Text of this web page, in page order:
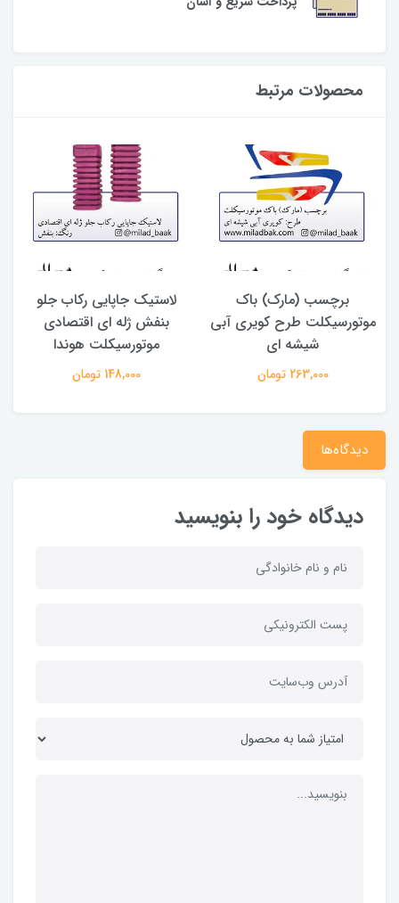
محصولات مرتبط
برچسب (مارک) باک
موتورسیکلت طرح کویری آبی
شیشه ای
263,000 تومان
لاستیک جاپایی رکاب جلو
بنفش ژله ای اقتصادی
موتورسیکلت هوندا
148,000 تومان
دیدگاه‌ها
دیدگاه خود را بنویسید